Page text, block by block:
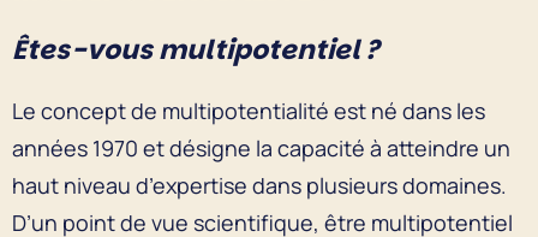
Êtes-vous multipotentiel ?
Le concept de multipotentialité est né dans les
années 1970 et désigne la capacité à atteindre un
haut niveau d’expertise dans plusieurs domaines.
D’un point de vue scientifique, être multipotentiel